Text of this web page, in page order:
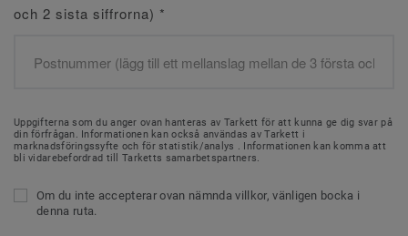
och 2 sista siffrorna) *
Uppgifterna som du anger ovan hanteras av Tarkett för att kunna ge dig svar på
din förfrågan. Informationen kan också användas av Tarkett i
marknadsföringssyfte och för statistik/analys . Informationen kan komma att
bli vidarebefordrad till Tarketts samarbetspartners.
Om du inte accepterar ovan nämnda villkor, vänligen bocka i
denna ruta.